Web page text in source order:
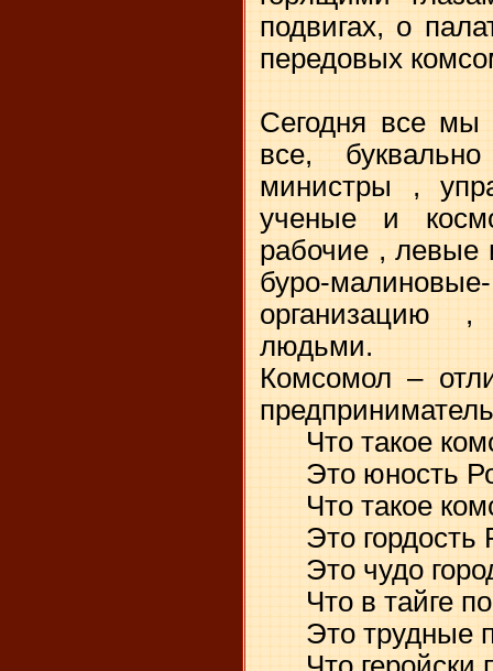
подвигах, о
передовых
Сегодня все мы
все,
министры ,
ученые и
рабочие , левые
буро-
организацию
людьми.
Комсомол –
Что такое
Это юность
Что такое
Это гордость
Это чудо
Что в тайге
Это трудные